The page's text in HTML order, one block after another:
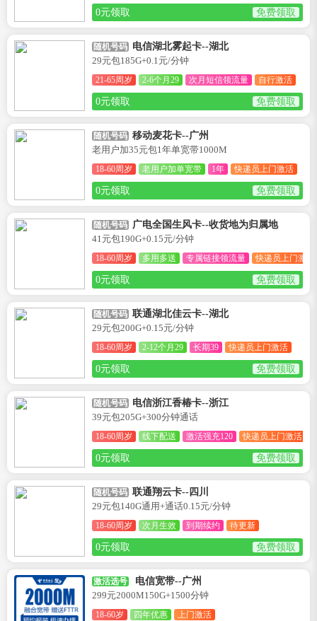
0元领取 免费领取
随机号码 电信湖北雾起卡--湖北
29元包185G+0.1元/分钟
21-65周岁 2-6个月29 次月短信领流量 自行激活
0元领取 免费领取
随机号码 移动麦花卡--广州
老用户加35元包1年单宽带1000M
18-60周岁 老用户加单宽带 1年 快递员上门激活
0元领取 免费领取
随机号码 广电全国生风卡--收货地为归属地
41元包190G+0.15元/分钟
18-60周岁 多用多送 专属链接领流量 快递员上门激活
0元领取 免费领取
随机号码 联通湖北佳云卡--湖北
29元包200G+0.15元/分钟
18-60周岁 2-12个月29 长期39 快递员上门激活
0元领取 免费领取
随机号码 电信浙江香椿卡--浙江
39元包205G+300分钟通话
18-60周岁 线下配送 激活强充120 快递员上门激活
0元领取 免费领取
随机号码 联通翔云卡--四川
29元包140G通用+通话0.15元/分钟
18-60周岁 次月生效 到期续约 待更新
0元领取 免费领取
激活选号
电信宽带--广州
299元2000M150G+1500分钟
18-60岁 四年优惠 上门激活